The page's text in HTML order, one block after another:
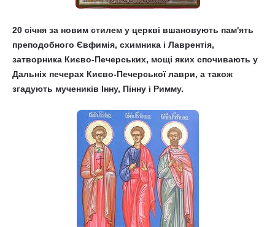
20 січня за новим стилем у церкві вшановують пам'ять
преподобного Євфимія, схимника і Лаврентія,
затворника Києво-Печерських, мощі яких спочивають у
Дальніх печерах Києво-Печерської лаври, а також
згадують мучеників Інну, Пінну і Римму.